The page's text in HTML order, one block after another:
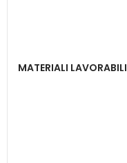
MATERIALI LAVORABILI